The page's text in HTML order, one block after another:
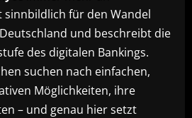
sinnbildlich für den Wandel
und beschreibt die
des digitalen Bankings.
suchen nach einfachen,
Möglichkeiten, ihre
– und genau hier setzt